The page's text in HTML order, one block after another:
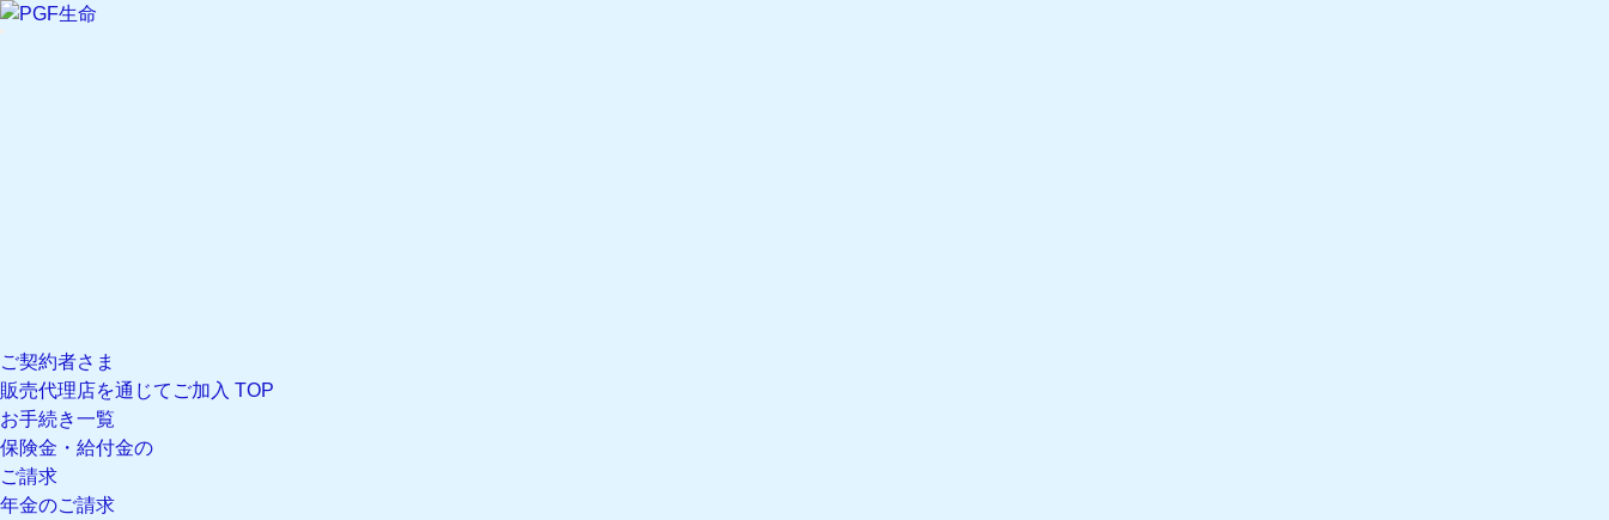
ご契約者さま
販売代理店を通じてご加入 TOP
お手続き一覧
保険金・給付金の
ご請求
年金のご請求